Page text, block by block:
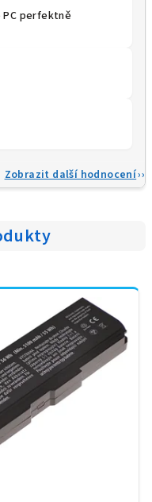
PC perfektně
Zobrazit další hodnocení